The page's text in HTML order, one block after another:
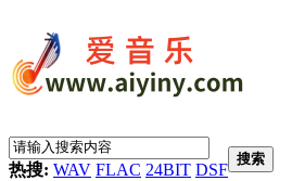
热搜: WAV FLAC 24BIT DSF
搜索